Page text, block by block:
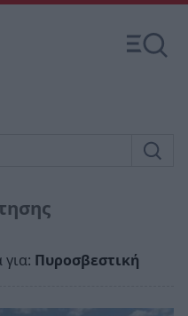
Πυροσβεστική